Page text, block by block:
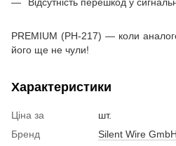
PREMIUM (PH-217) — коли
його ще не чули!
Характеристики
Ціна за
шт.
Бренд
Silent Wire GmbH